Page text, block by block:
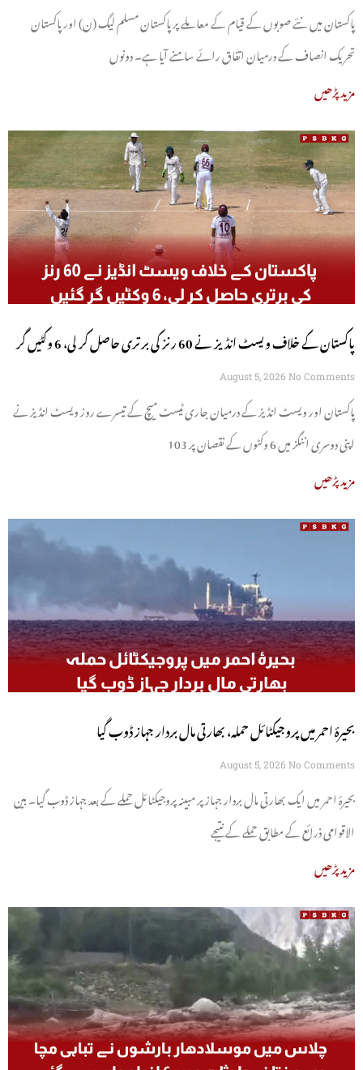
پاکستان میں نئے صوبوں کے قیام کے معاملے پر پاکستان مسلم لیگ (ن) اور پاکستان
تحریک انصاف کے درمیان اتفاق رائے سامنے آیا ہے۔ دونوں
مزید پڑھیں
پاکستان کے خلاف ویسٹ انڈیز نے 60 رنز کی برتری حاصل کر لی، 6 وکٹیں گر
گئیں
August 5, 2026 No Comments
پاکستان اور ویسٹ انڈیز کے درمیان جاری ٹیسٹ میچ کے تیسرے روز ویسٹ انڈیز نے
اپنی دوسری اننگز میں 6 وکٹوں کے نقصان پر 103
مزید پڑھیں
بحیرۂ احمر میں پروجیکٹائل حملہ، بھارتی مال بردار جہاز ڈوب گیا
August 5, 2026 No Comments
بحیرۂ احمر میں ایک بھارتی مال بردار جہاز پر مبینہ پروجیکٹائل حملے کے بعد جہاز ڈوب گیا۔ بین
الاقوامی ذرائع کے مطابق حملے کے نتیجے
مزید پڑھیں